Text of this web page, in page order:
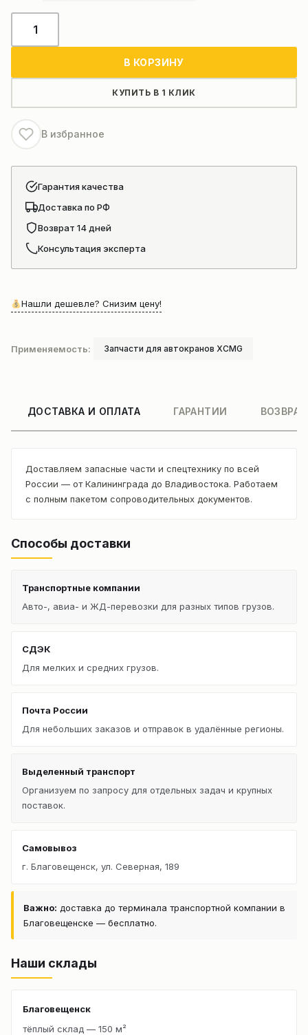
товара
аутригера
крана
В КОРЗИНУ
КУПИТЬ В 1 КЛИК
В избранное
Гарантия качества
Доставка по РФ
Возврат 14 дней
Консультация эксперта
Нашли дешевле? Снизим цену!
Применяемость: Запчасти для автокранов XCMG
ДОСТАВКА И ОПЛАТА ГАРАНТИИ
Доставляем запасные части и спецтехнику по всей
России — от Калининграда до Владивостока. Работаем
с полным пакетом сопроводительных документов.
Способы доставки
Транспортные компании
Авто-, авиа- и ЖД-перевозки для разных типов грузов.
СДЭК
Для мелких и средних грузов.
Почта России
Для небольших заказов и отправок в удалённые регионы.
Выделенный транспорт
Организуем по запросу для отдельных задач и крупных
поставок.
Самовывоз
г. Благовещенск, ул. Северная, 189
Важно: доставка до терминала транспортной компании в
Благовещенске — бесплатно.
Наши склады
Благовещенск
тёплый склад — 150 м²